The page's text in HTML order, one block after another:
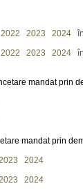
2022 2023 2024
2022 2023 2024
mandat prin
mandat prin
2024
2024